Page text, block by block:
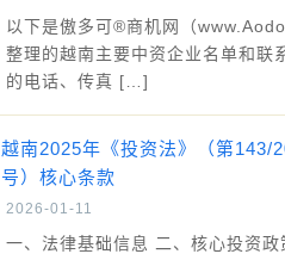
以下是傲多可®商机网（
整理的越南主要中资企业名单和联
的电话、传真 […]
越南2025年《投资法》（第143/
号）核心条款
2026-01-11
一、法律基础信息 二、核心投资政